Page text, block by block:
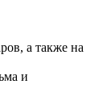
а также на
и